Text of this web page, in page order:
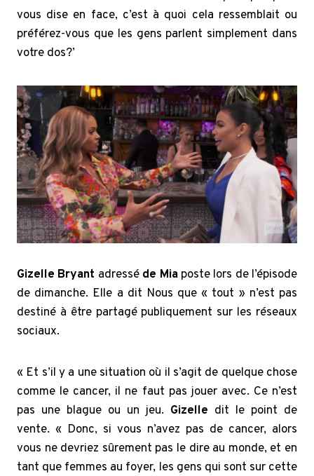
vous dise en face, c’est à quoi cela ressemblait ou
préférez-vous que les gens parlent simplement dans
votre dos?’
Gizelle Bryant adresséde Miaposte lors de l’épisode
de dimanche. Elle a dit Nous que « tout » n’est pas
destiné à être partagé publiquement sur les réseaux
sociaux.
« Et s’il y a une situation où il s’agit de quelque chose
comme le cancer, il ne faut pas jouer avec. Ce n’est
pas une blague ou un jeu. Gizelle dit le point de
vente. « Donc, si vous n’avez pas de cancer, alors
vous ne devriez sûrement pas le dire au monde, et en
tant que femmes au foyer, les gens qui sont sur cette